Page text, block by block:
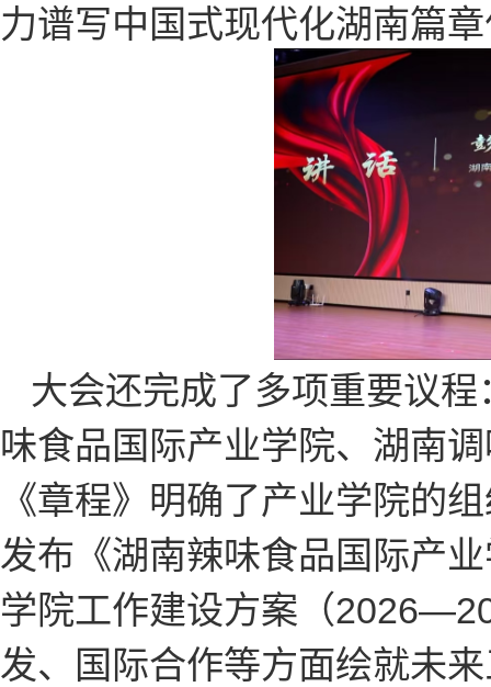
力谱写中国式现代化湖南篇
大会还完成了多项重要议
味食品国际产业学院、湖南
《章程》明确了产业学院的
发布《湖南辣味食品国际产
学院工作建设方案（
发、国际合作等方面绘就未